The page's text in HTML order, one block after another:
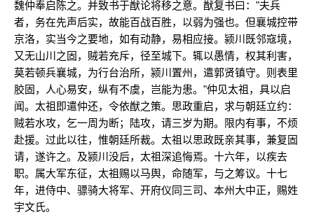
魏仲奉启陈之。并致书于猷论将移之意。猷复书曰："夫兵
者，务在先声后实，故能百战百胜，以弱为强也。但襄城控带
京洛，实当今之要地，如有动静，易相应接。颍川既邻寇境，
又无山川之固，贼若充斥，径至城下。辄以愚情，权其利害，
莫若顿兵襄城，为行台治所，颍川置州，遣郭贤镇守。则表里
胶固，人心易安，纵有不虞，岂能为患。"仲见太祖，具以启
闻。太祖即遣仲还，令依猷之策。思政重启，求与朝廷立约：
贼若水攻，乞一周为断；陆攻，请三岁为期。限内有事，不烦
赴援。过此以往，惟朝廷所裁。太祖以思政既亲其事，兼复固
请，遂许之。及颍川没后，太祖深追悔焉。十六年，以疾去
职。属大军东征，太祖赐以马舆，命随军，与之筹议。十七
年，进侍中、骠骑大将军、开府仪同三司、本州大中正，赐姓
宇文氏。